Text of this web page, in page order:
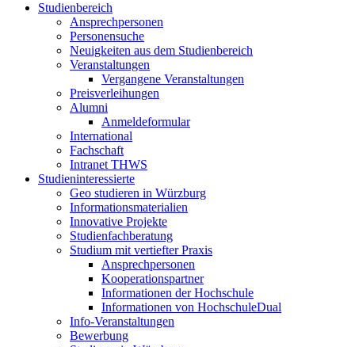
Studienbereich
Ansprechpersonen
Personensuche
Neuigkeiten aus dem Studienbereich
Veranstaltungen
Vergangene Veranstaltungen
Preisverleihungen
Alumni
Anmeldeformular
International
Fachschaft
Intranet THWS
Studieninteressierte
Geo studieren in Würzburg
Informationsmaterialien
Innovative Projekte
Studienfachberatung
Studium mit vertiefter Praxis
Ansprechpersonen
Kooperationspartner
Informationen der Hochschule
Informationen von HochschuleDual
Info-Veranstaltungen
Bewerbung